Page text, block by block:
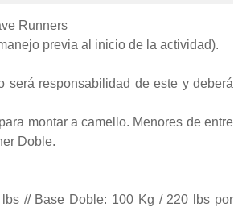
Runners
previa al inicio de la actividad).
será responsabilidad de este y deberá
montar a camello. Menores de entre
Doble.
// Base Doble: 100 Kg / 220 lbs por